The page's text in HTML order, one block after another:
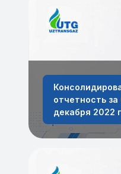
отчетность за
декабря 2022